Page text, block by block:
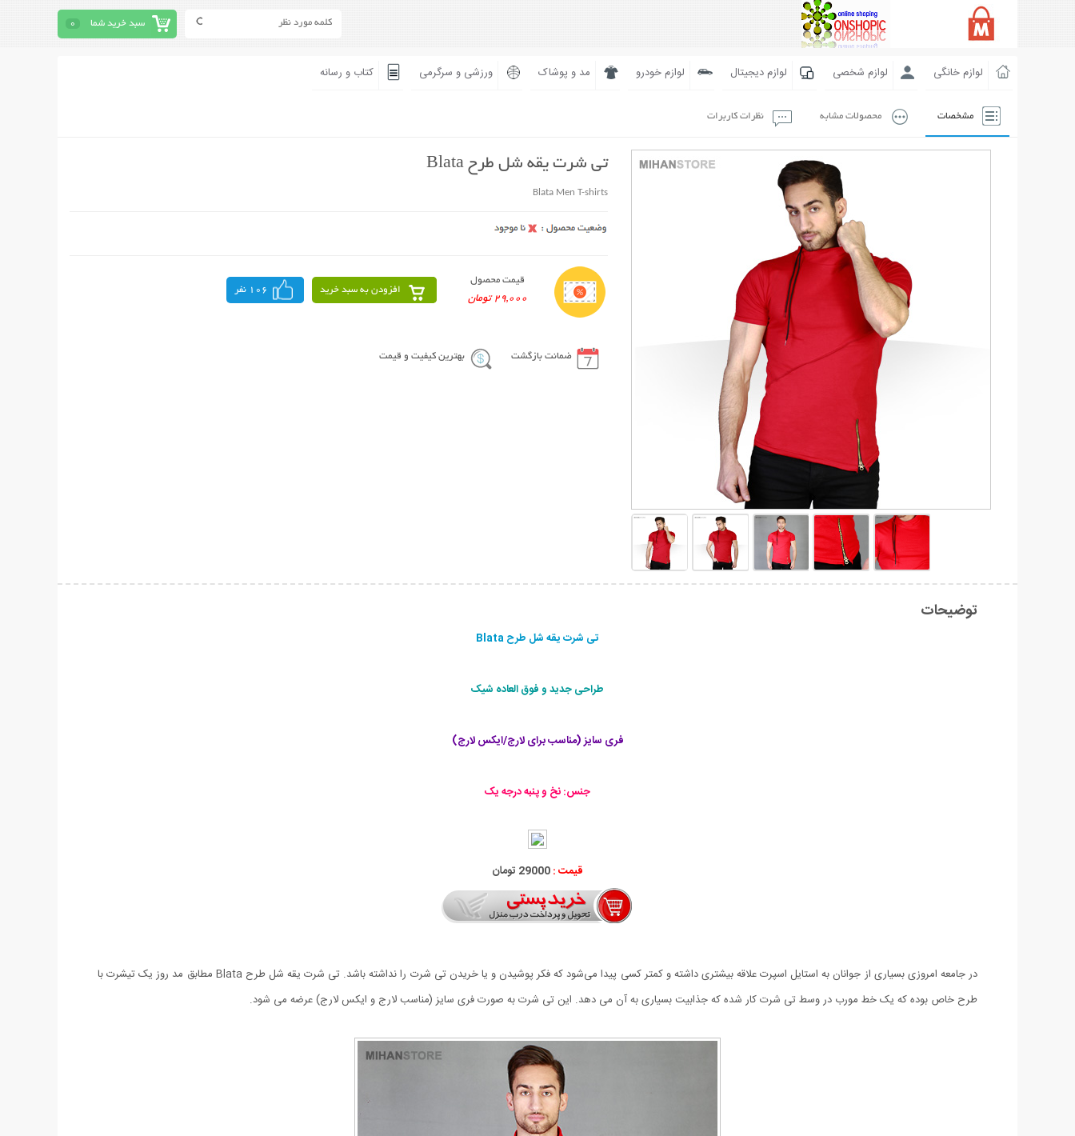
سبد خرید شما 0
لوازم خانگی لوازم شخصی لوازم دیجیتال لوازم خودرو مد و پوشاک ورزشی و سرگرمی کتاب و رسانه
مشخصات محصولات مشابه نظرات کاربرات
تی شرت یقه شل طرح Blata
Blata Men T-shirts
قیمت محصول
29,000 تومان
افزودن به سبد خرید 106 نفر
ضمانت بازگشت بهترین کیفیت و قیمت
توضیحات
تی شرت یقه شل طرح Blata
طراحی جديد و فوق العاده شيک
فری سایز (مناسب برای لارج/ایکس لارج)
جنس: نخ و پنبه درجه یک
قیمت :29000 تومان
در جامعه امروزی بسیاری از جوانان به استایل اسپرت علاقه بیشتری داشته و کمتر کسی پیدا می‌شود که فکر پوشیدن و یا خریدن تی شرت را نداشته باشد. تی شرت یقه شل طرح Blata مطابق مد روز یک تیشرت با
طرح خاص بوده که یک خط مورب در وسط تی شرت کار شده که جذابیت بسیاری به آن می دهد. این تی شرت به صورت فری سایز (مناسب لارج و ایکس لارج) عرضه می شود.